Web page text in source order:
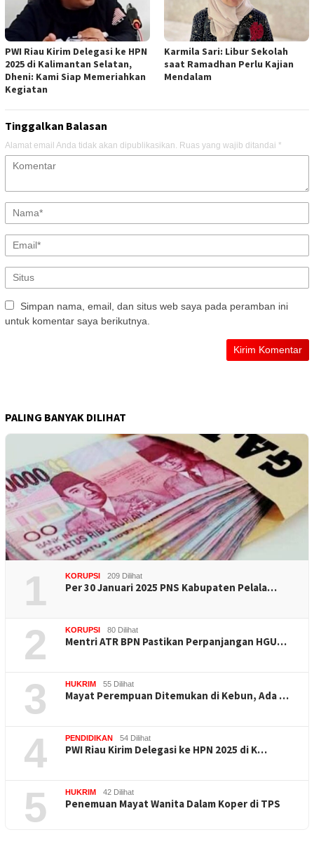
PWI Riau Kirim Delegasi ke HPN
2025 di Kalimantan Selatan,
Dheni: Kami Siap Memeriahkan
Kegiatan
Karmila Sari: Libur Sekolah
saat Ramadhan Perlu Kajian
Mendalam
Tinggalkan Balasan
Alamat email Anda tidak akan dipublikasikan. Ruas yang wajib ditandai *
Simpan nama, email, dan situs web saya pada peramban ini
untuk komentar saya berikutnya.
PALING BANYAK DILIHAT
1 KORUPSI 209 Dilihat
Per 30 Januari 2025 PNS Kabupaten Pelala…
2 KORUPSI 80 Dilihat
Mentri ATR BPN Pastikan Perpanjangan HGU…
3 HUKRIM 55 Dilihat
Mayat Perempuan Ditemukan di Kebun, Ada …
4 PENDIDIKAN 54 Dilihat
PWI Riau Kirim Delegasi ke HPN 2025 di K…
5 HUKRIM 42 Dilihat
Penemuan Mayat Wanita Dalam Koper di TPS